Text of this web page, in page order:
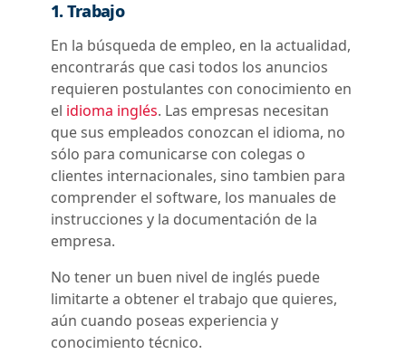
1. Trabajo
En la búsqueda de empleo, en la actualidad,
encontrarás que casi todos los anuncios
requieren postulantes con conocimiento en
el idioma inglés. Las empresas necesitan
que sus empleados conozcan el idioma, no
sólo para comunicarse con colegas o
clientes internacionales, sino tambien para
comprender el software, los manuales de
instrucciones y la documentación de la
empresa.
No tener un buen nivel de inglés puede
limitarte a obtener el trabajo que quieres,
aún cuando poseas experiencia y
conocimiento técnico.